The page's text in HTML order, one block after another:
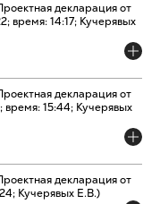
декларация от
время: 14:17; Кучерявых
декларация от
15:44; Кучерявых
декларация от
Кучерявых Е.В.)